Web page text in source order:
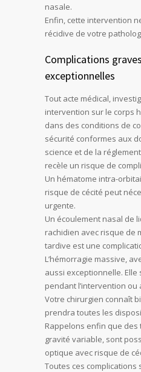
nasale.
Enfin, cette intervention
récidive de votre
Complications
exceptionnelles
Tout acte médical,
intervention sur le corps
dans des conditions de
sécurité conformes aux
science et de la
recèle un risque de
Un hématome intra-
risque de cécité peut
urgente.
Un écoulement nasal de
rachidien avec risque de
tardive est une
L’hémorragie massive,
aussi exceptionnelle. Elle
pendant l’intervention ou
Votre chirurgien connaît
prendra toutes les
Rappelons enfin que des
gravité variable, sont
optique avec risque de
Toutes ces complications